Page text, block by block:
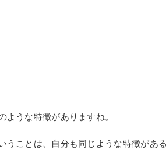
ような特徴がありますね。
うことは、自分も同じような特徴があ